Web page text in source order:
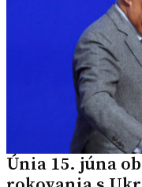
Únia 15. júna